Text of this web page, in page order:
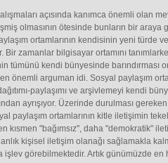
açısında kanımca önemli olan
olmasının ötesinde bunların bir araya
ortamlarının kendisinin yeni türde
Bir zamanlar bilgisayar ortamını
tümünü kendi bünyesinde barındırması
önemli arguman idi. Sosyal paylaşım
paylaşımı ve arşivlemeyi kendi
ayrışıyor. Üzerinde durulması
paylaşım ortamlarının kitle iletişimin
kısmen "bağımsız", daha "demokratik"
kişisel iletişim olanağı sağlamakla
işlev görebilmektedir. Artık günümüzde en